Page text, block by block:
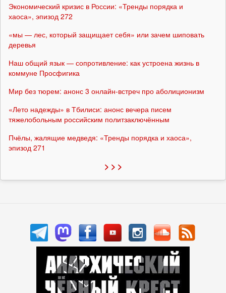
Экономический кризис в России: «Тренды порядка и
хаоса», эпизод 272
«мы — лес, который защищает себя» или зачем шиповать
деревья
Наш общий язык — сопротивление: как устроена жизнь в
коммуне Просфигика
Мир без тюрем: анонс 3 онлайн-встреч про аболиционизм
«Лето надежды» в Тбилиси: анонс вечера писем
тяжелобольным российским политзаключённым
Пчёлы, жалящие медведя: «Тренды порядка и хаоса»,
эпизод 271
> > >